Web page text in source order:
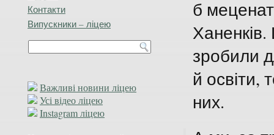
Контакти
Випускники – ліцею
Важливі новини ліцею
Усі відео ліцею
Instagram ліцею
б
зробили
й освіти,
них.